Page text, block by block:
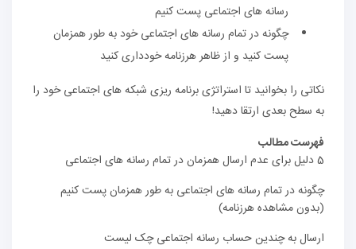
رسانه های اجتماعی پست کنیم
چگونه در تمام رسانه های اجتماعی خود به طور همزمان
پست کنید و از ظاهر هرزنامه خودداری کنید
نکاتی را بخوانید تا استراتژی برنامه ریزی شبکه های اجتماعی خود را
به سطح بعدی ارتقا دهید!
فهرست مطالب
5 دلیل برای عدم ارسال همزمان در تمام رسانه های اجتماعی
چگونه در تمام رسانه های اجتماعی به طور همزمان پست کنیم
(بدون مشاهده هرزنامه)
ارسال به چندین حساب رسانه اجتماعی چک لیست